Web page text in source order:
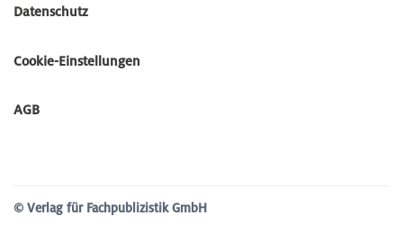
Datenschutz
Cookie-Einstellungen
AGB
© Verlag für Fachpublizistik GmbH